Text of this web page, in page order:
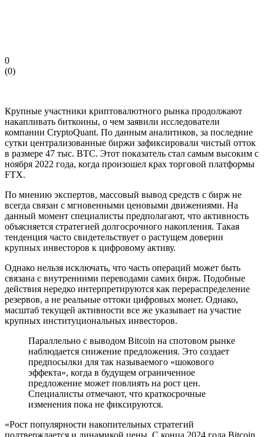
0
(0)
Крупные участники криптовалютного рынка продолжают
накапливать биткоины, о чем заявили исследователи
компании CryptoQuant. По данным аналитиков, за последние
сутки централизованные биржи зафиксировали чистый отток
в размере 47 тыс. BTC. Этот показатель стал самым высоким с
ноября 2022 года, когда произошел крах торговой платформы
FTX.
По мнению экспертов, массовый вывод средств с бирж не
всегда связан с мгновенными ценовыми движениями. На
данный момент специалисты предполагают, что активность
объясняется стратегией долгосрочного накопления. Такая
тенденция часто свидетельствует о растущем доверии
крупных инвесторов к цифровому активу.
Однако нельзя исключать, что часть операций может быть
связана с внутренними переводами самих бирж. Подобные
действия нередко интерпретируются как перераспределение
резервов, а не реальные оттоки цифровых монет. Однако,
масштаб текущей активности все же указывает на участие
крупных институциональных инвесторов.
Параллельно с выводом Bitcoin на спотовом рынке
наблюдается снижение предложения. Это создает
предпосылки для так называемого «шокового
эффекта», когда в будущем ограниченное
предложение может повлиять на рост цен.
Специалисты отмечают, что краткосрочные
изменения пока не фиксируются.
«Рост популярности накопительных стратегий